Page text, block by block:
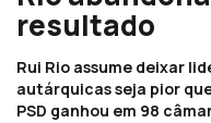
resultado
Rui Rio assume deixar
autárquicas seja pior
PSD ganhou em 98